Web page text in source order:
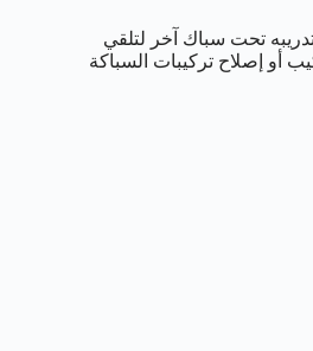
تحت سباك آخر لتلقي
أو إصلاح تركيبات السباكة